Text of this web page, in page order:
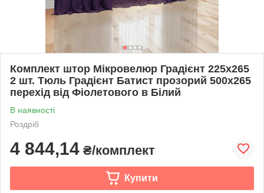
Комплект штор Мікровелюр Градієнт 225х265
2 шт. Тюль Градієнт Батист прозорий 500х265
перехід від Фіолетового в Білий
В наявності
Роздріб
4 844,14 ₴/комплект
Купити